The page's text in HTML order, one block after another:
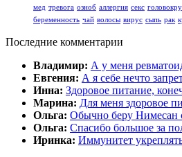
мед тревога озноб аллергия секс
беременность чай волосы вирус сыпь рак
Последние комментарии
Владимир: А у меня
Евгения: А я себе нечто
Инна: Здоровое питание,
Марина: Для меня здоровое
Ольга: Обычно беру Нимесан
Ольга: Спасибо большое за
Иринка: Иммунитет